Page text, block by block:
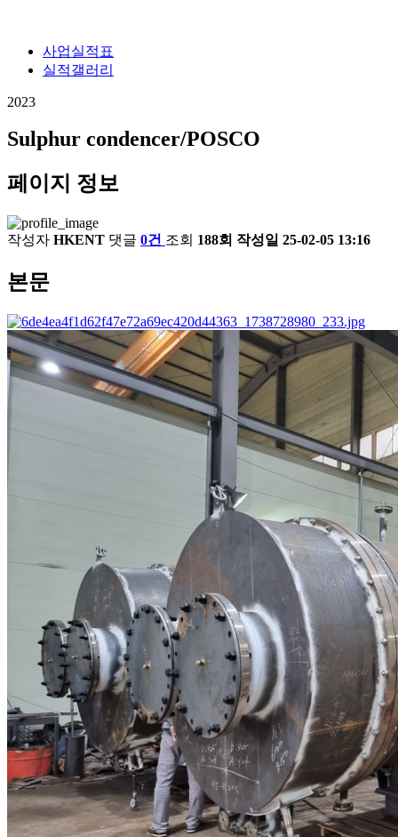
사업실적표
실적갤러리
2023
Sulphur condencer/POSCO
페이지 정보
작성자 HKENT 댓글 0건 조회 188회 작성일 25-02-05 13:16
본문